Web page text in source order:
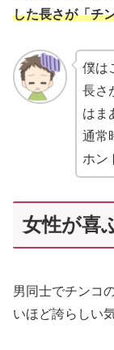
した長さが「チ
僕は
長さ
はま
通常
ホン
女性が喜
男同士でチンコ
いほど誇らしい